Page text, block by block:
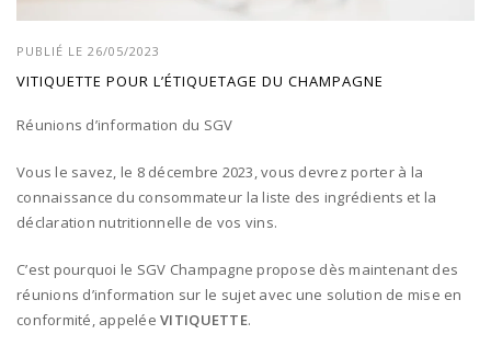
PUBLIÉ LE 26/05/2023
VITIQUETTE POUR L’ÉTIQUETAGE DU CHAMPAGNE
Réunions d’information du SGV
Vous le savez, le 8 décembre 2023, vous devrez porter à la
connaissance du consommateur la liste des ingrédients et la
déclaration nutritionnelle de vos vins.
C’est pourquoi le SGV Champagne propose dès maintenant des
réunions d’information sur le sujet avec une solution de mise en
conformité, appeléeVITIQUETTE.